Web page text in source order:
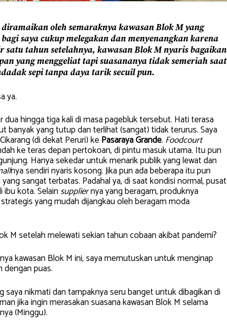
oleh semaraknya kawasan Blok M yang
saya cukup melegakan dan menyenangkan karena
tahun setelahnya, kawasan Blok M nyaris bagaikan
yang menggeliat tapi suasananya tidak semeriah saat
sepi tanpa daya tarik secuil pun.
ya.
hingga tiga kali di masa pagebluk tersebut. Hati terasa
banyak yang tutup dan terlihat (sangat) tidak terurus. Saya
(di dekat Peruri) kePasaraya Grande. Foodcourt
ke teras depan pertokoan, di pintu masuk utama. Itu pun
Hanya sekedar untuk menarik publik yang lewat dan
nya sendiri nyaris kosong. Jika pun ada beberapa itu pun
sangat terbatas. Padahal ya, di saat kondisi normal, pusat
kota. Selain suppliernya yang beragam, produknya
yang mudah dijangkau oleh beragam moda
M setelah melewati sekian tahun cobaan akibat pandemi?
kawasan Blok M ini, saya memutuskan untuk menginap
dengan puas.
saya nikmati dan tampaknya seru banget untuk dibagikan di
jika ingin merasakan suasana kawasan Blok M selama
(Minggu).